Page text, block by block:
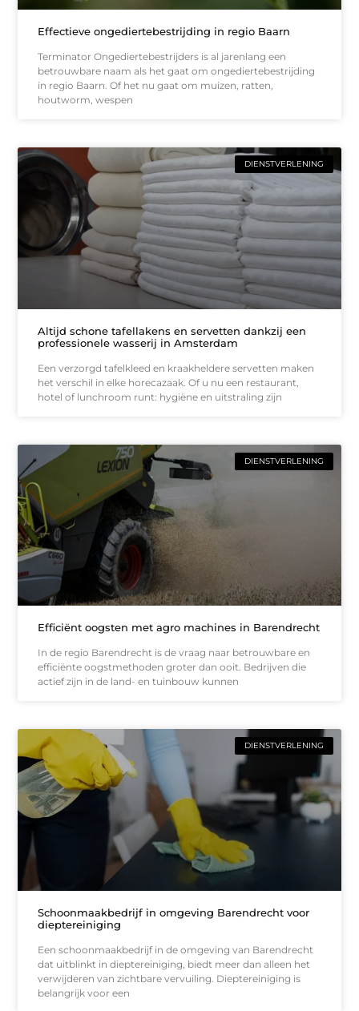
Effectieve ongediertebestrijding in regio Baarn
Terminator Ongediertebestrijders is al jarenlang een
betrouwbare naam als het gaat om ongediertebestrijding
in regio Baarn. Of het nu gaat om muizen, ratten,
houtworm, wespen
DIENSTVERLENING
Altijd schone tafellakens en servetten dankzij een
professionele wasserij in Amsterdam
Een verzorgd tafelkleed en kraakheldere servetten maken
het verschil in elke horecazaak. Of u nu een restaurant,
hotel of lunchroom runt: hygiëne en uitstraling zijn
DIENSTVERLENING
Efficiënt oogsten met agro machines in Barendrecht
In de regio Barendrecht is de vraag naar betrouwbare en
efficiënte oogstmethoden groter dan ooit. Bedrijven die
actief zijn in de land- en tuinbouw kunnen
DIENSTVERLENING
Schoonmaakbedrijf in omgeving Barendrecht voor
dieptereiniging
Een schoonmaakbedrijf in de omgeving van Barendrecht
dat uitblinkt in dieptereiniging, biedt meer dan alleen het
verwijderen van zichtbare vervuiling. Dieptereiniging is
belangrijk voor een